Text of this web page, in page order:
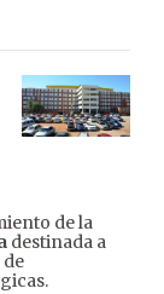
de la
destinada a